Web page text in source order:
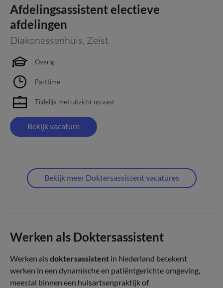
Afdelingsassistent electieve
afdelingen
Diakonessenhuis, Zeist
Overig
Parttime
Tijdelijk met uitzicht op vast
Bekijk vacature
Bekijk meer Doktersassistent vacatures
Werken als Doktersassistent
Werken als doktersassistent in Nederland betekent
werken in een dynamische en patiëntgerichte omgeving,
meestal binnen een huisartsenpraktijk of